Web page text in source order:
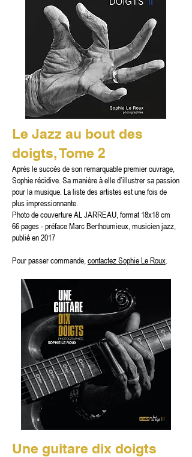
Le Jazz au bout des
doigts, Tome 2
Après le succès de son remarquable premier ouvrage,
Sophie récidive. Sa manière à elle d’illustrer sa passion
pour la musique. La liste des artistes est une fois de
plus impressionnante.
Photo de couverture AL JARREAU, format 18x18 cm
66 pages - préface Marc Berthoumieux, musicien jazz,
publié en 2017
Pour passer commande, contactez Sophie Le Roux
Une guitare dix doigts